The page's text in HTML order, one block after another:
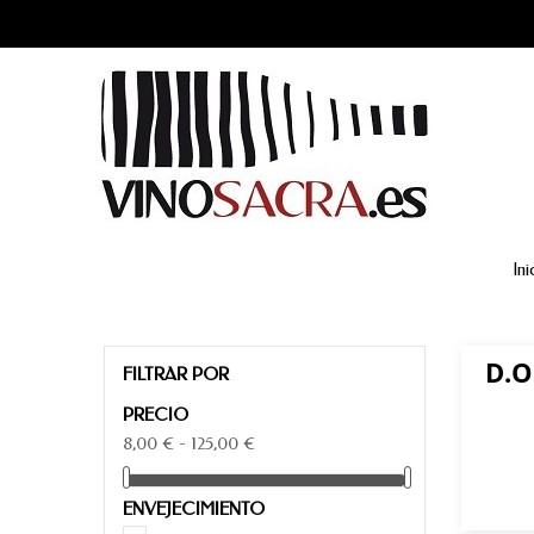
FILTRAR POR
PRECIO
8,00 € - 125,00 €
ENVEJECIMIENTO